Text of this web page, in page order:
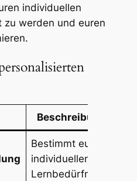
individuellen
zu werden und euren
Beschreibung
Bestimmt eure
individuellen
Lernbedürfnisse.